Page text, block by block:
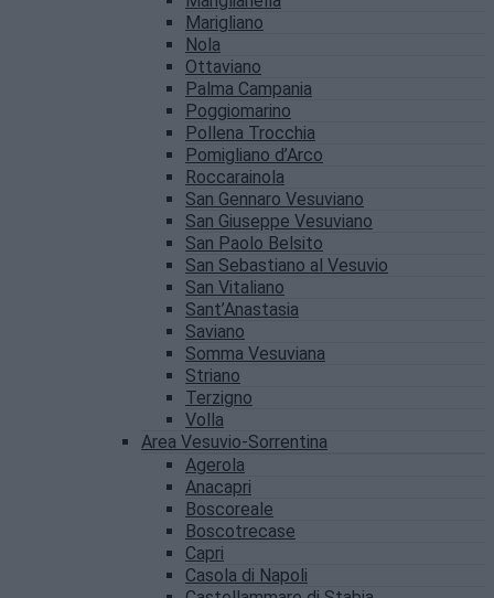
Marigliano
Nola
Ottaviano
Palma Campania
Poggiomarino
Pollena Trocchia
Pomigliano d’Arco
Roccarainola
San Gennaro Vesuviano
San Giuseppe Vesuviano
San Paolo Belsito
San Sebastiano al Vesuvio
San Vitaliano
Sant’Anastasia
Saviano
Somma Vesuviana
Striano
Terzigno
Volla
Area Vesuvio-Sorrentina
Agerola
Anacapri
Boscoreale
Boscotrecase
Capri
Casola di Napoli